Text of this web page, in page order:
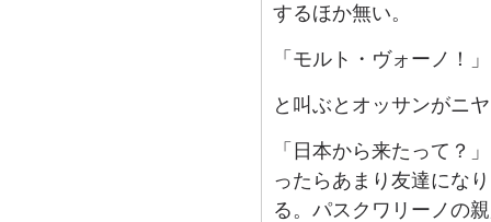
するほか無い。
「モルト・ヴォーノ！」
と叫ぶとオッサンがニ
「日本から来たって？
ったらあまり友達にな
る。パスクワリーノの